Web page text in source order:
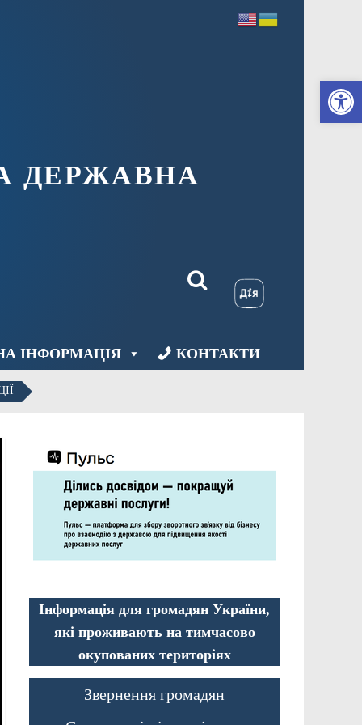
ДЕРЖАВНА
ІНФОРМАЦІЯ КОНТАКТИ
Інформація для громадян України,
які проживають на тимчасово
окупованих територіях
Звернення громадян